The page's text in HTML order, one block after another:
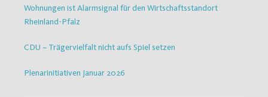
Wohnungen ist Alarmsignal für den Wirtschaftsstandort
Rheinland-Pfalz
CDU – Trägervielfalt nicht aufs Spiel setzen
Plenarinitiativen Januar 2026